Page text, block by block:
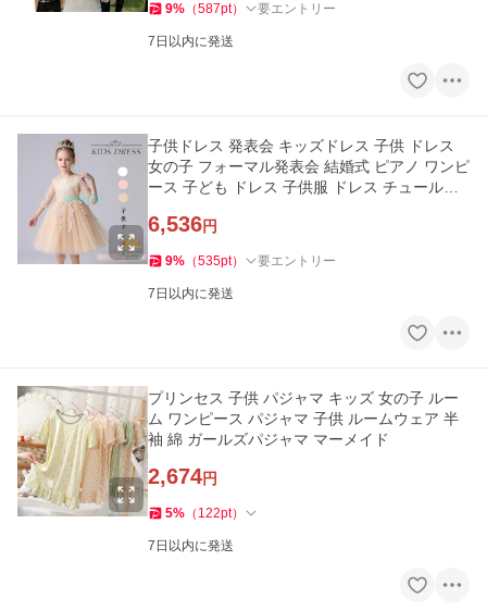
9% （587pt） 要エントリー
7日以内に発送
子供ドレス 発表会 キッズドレス 子供 ドレス
女の子 フォーマル発表会 結婚式 ピアノ ワンピ
ース 子ども ドレス 子供服 ドレス チュール袖
6,536円
9% （535pt） 要エントリー
7日以内に発送
プリンセス 子供 パジャマ キッズ 女の子 ルー
ム ワンピース パジャマ 子供 ルームウェア 半
袖 綿 ガールズパジャマ マーメイド
2,674円
5% （ 122pt）
7日以内に発送